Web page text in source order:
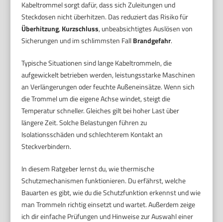
Kabeltrommel sorgt dafür, dass sich Zuleitungen und
Steckdosen nicht überhitzen. Das reduziert das Risiko für
Überhitzung, Kurzschluss, unbeabsichtigtes Auslösen von
Sicherungen und im schlimmsten FallBrandgefahr.
Typische Situationen sind lange Kabeltrommeln, die
aufgewickelt betrieben werden, leistungsstarke Maschinen
an Verlängerungen oder feuchte Außeneinsätze. Wenn sich
die Trommel um die eigene Achse windet, steigt die
Temperatur schneller. Gleiches gilt bei hoher Last über
längere Zeit. Solche Belastungen führen zu
Isolationsschäden und schlechterem Kontakt an
Steckverbindern.
In diesem Ratgeber lernst du, wie thermische
Schutzmechanismen funktionieren. Du erfährst, welche
Bauarten es gibt, wie du die Schutzfunktion erkennst und wie
man Trommeln richtig einsetzt und wartet. Außerdem zeige
ich dir einfache Prüfungen und Hinweise zur Auswahl einer